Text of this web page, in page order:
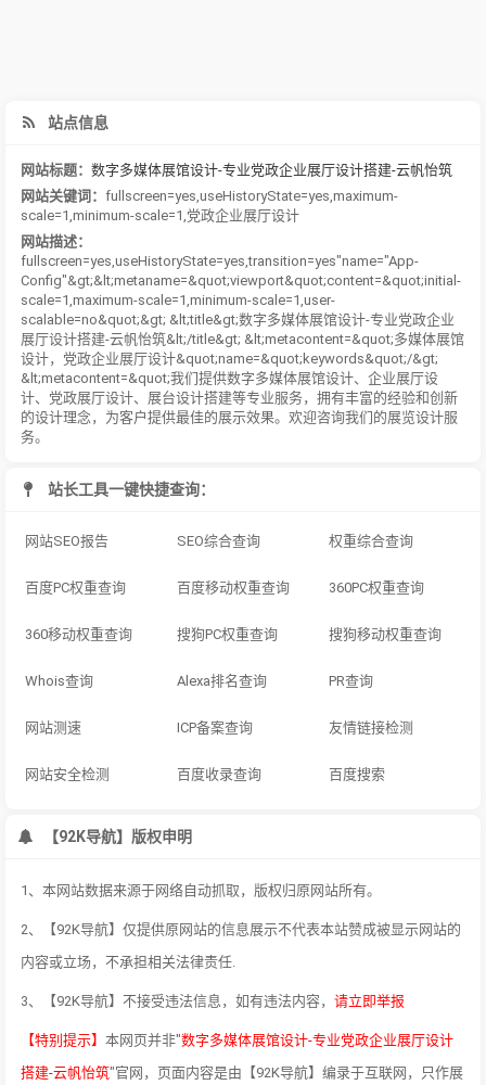
站点信息
网站标题： 数字多媒体展馆设计-专业党政企业展厅设计搭建-云帆怡筑
网站关键词： fullscreen=yes useHistoryState=yes maximum-
scale=1 minimum-scale=1 党政企业展厅设计
网站描述：
fullscreen=yes,useHistoryState=yes,transition=yes"name="App-
Config"&gt;&lt;metaname=&quot;viewport&quot;content=&quot;initial-
scale=1,maximum-scale=1,minimum-scale=1,user-
scalable=no&quot;&gt; &lt;title&gt;数字多媒体展馆设计-专业党政企业
展厅设计搭建-云帆怡筑&lt;/title&gt; &lt;metacontent=&quot;多媒体展馆
设计，党政企业展厅设计&quot;name=&quot;keywords&quot;/&gt;
&lt;metacontent=&quot;我们提供数字多媒体展馆设计、企业展厅设
计、党政展厅设计、展台设计搭建等专业服务，拥有丰富的经验和创新
的设计理念，为客户提供最佳的展示效果。欢迎咨询我们的展览设计服
务。
站长工具一键快捷查询：
网站SEO报告 SEO综合查询 权重综合查询
百度PC权重查询 百度移动权重查询 360PC权重查询
360移动权重查询 搜狗PC权重查询 搜狗移动权重查询
Whois查询 Alexa排名查询 PR查询
网站测速 ICP备案查询 友情链接检测
网站安全检测 百度收录查询 百度搜索
【92K导航】版权申明
1、本网站数据来源于网络自动抓取，版权归原网站所有。
2、【92K导航】仅提供原网站的信息展示不代表本站赞成被显示网站的
内容或立场，不承担相关法律责任.
3、【92K导航】不接受违法信息，如有违法内容， 请立即举报
【特别提示】 本网页并非"数字多媒体展馆设计-专业党政企业展厅设计
搭建-云帆怡筑"官网，页面内容是由【92K导航】编录于互联网，只作展